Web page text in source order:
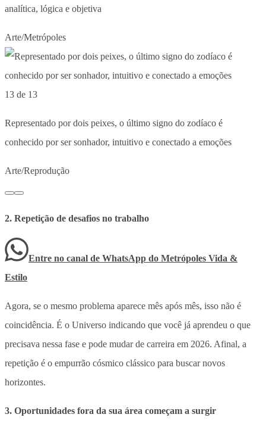
analítica, lógica e objetiva
Arte/Metrópoles
13 de 13
Representado por dois peixes, o último signo do zodíaco é
conhecido por ser sonhador, intuitivo e conectado a emoções
Arte/Reprodução
2. Repetição de desafios no trabalho
Entre no canal de WhatsApp do Metrópoles Vida &
Estilo
Agora, se o mesmo problema aparece mês após mês, isso não é
coincidência. É o Universo indicando que você já aprendeu o que
precisava nessa fase e pode mudar de carreira em 2026. Afinal, a
repetição é o empurrão cósmico clássico para buscar novos
horizontes.
3. Oportunidades fora da sua área começam a surgir